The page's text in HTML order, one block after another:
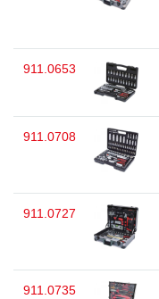
911.0653
911.0708
911.0727
911.0735